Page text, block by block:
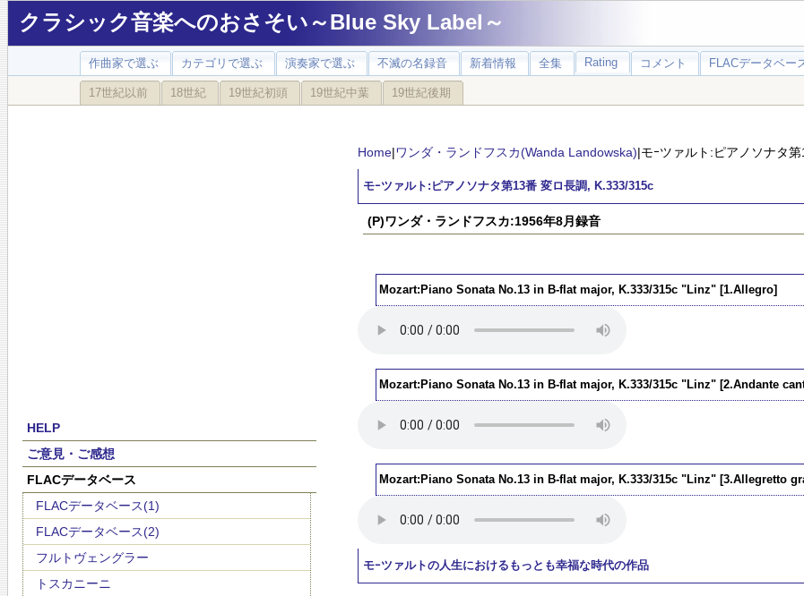
クラシック音楽へのおさそい～Blue Sky Label～
作曲家で選ぶ カテゴリで選ぶ 演奏家で選ぶ 不滅の名録音 新着情報 全集 Rating コメント FLACデータベー
17世紀以前 18世紀 19世紀初頭 19世紀中葉 19世紀後期
HELP
ご意見・ご感想
FLACデータベース
FLACデータベース(1)
FLACデータベース(2)
フルトヴェングラー
トスカニーニ
Home|ワンダ・ランドフスカ(Wanda Landowska)|モｰツァルト:ピアノソナタ
モｰツァルト:ピアノソナタ第13番 変ロ長調, K.333/315c
(P)ワンダ・ランドフスカ:1956年8月録音
Mozart:Piano Sonata No.13 in B-flat major, K.333/315c "Linz" [1.Allegro]
Mozart:Piano Sonata No.13 in B-flat major, K.333/315c "Linz" [2.Andante
Mozart:Piano Sonata No.13 in B-flat major, K.333/315c "Linz" [3.Allegretto
モｰツァルトの人生におけるもっとも幸福な時代の作品